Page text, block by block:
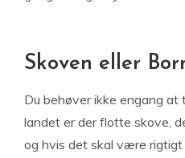
Skoven eller
Du behøver ikke engang at
landet er der flotte skove,
og hvis det skal være